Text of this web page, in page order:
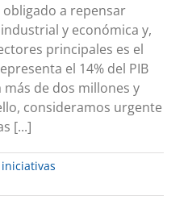
a repensar
y económica y,
principales es el
el 14% del PIB
de dos millones y
consideramos urgente
[...]